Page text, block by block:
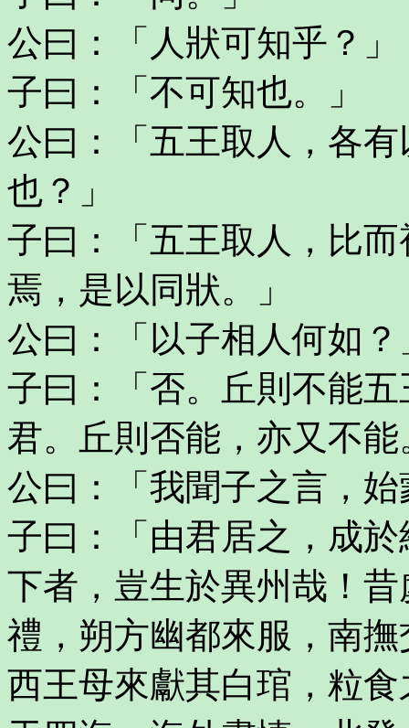
公曰：「人狀可知乎？」
子曰：「不可知也。」
公曰：「五王取人，各
也？」
子曰：「五王取人，比
焉，是以同狀。」
公曰：「以子相人何如？
子曰：「否。丘則不能
君。丘則否能，亦又不能
公曰：「我聞子之言，
子曰：「由君居之，成
下者，豈生於異州哉！
禮，朔方幽都來服，南
西王母來獻其白琯，粒